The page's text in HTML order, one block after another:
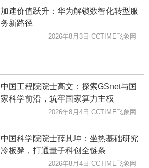
加速价值跃升：华为解锁数智化转型服
务新路径
2026年8月3日 CCTIME飞象网
中国工程院院士高文：探索GSnet与国
家科学前沿，筑牢国家算力主权
2026年8月4日 CCTIME飞象网
中国科学院院士薛其坤：坐热基础研究
冷板凳，打通量子科创全链条
2026年8月4日 CCTIME飞象网